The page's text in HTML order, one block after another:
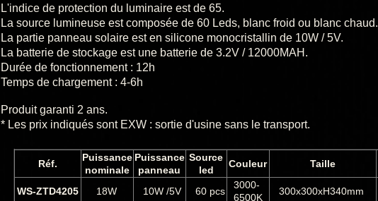
L'indice de protection du luminaire est de 65.
La source lumineuse est composée de 60 Leds, blanc froid ou blanc chaud.
La partie panneau solaire est en silicone monocristallin de 10W / 5V.
La batterie de stockage est une batterie de3.2V / 12000MAH.
Durée de fonctionnement : 12h
Temps de chargement : 4-6h
Produit garanti 2 ans.
* Les prix indiqués sont EXW : sortie d'usine sans le transport.
Réf.
Puissance
nominale
Puissance
panneau
Source
led
Couleur Taille
WS-ZTD4205 18W 10W /5V 60 pcs
3000-
6500K
300x300xH340mm